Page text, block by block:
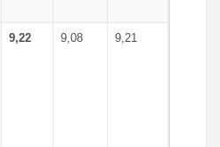
9,22 9,08 9,21